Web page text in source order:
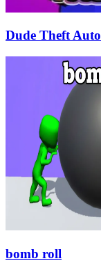
Dude Theft Auto
bomb roll